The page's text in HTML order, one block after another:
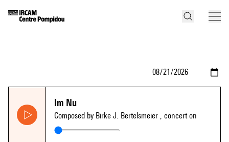
Im Nu
Composed by Birke J. Bertelsmeier , concert on